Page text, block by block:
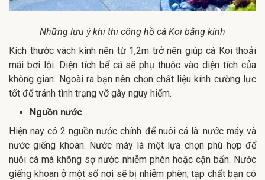
Những lưu ý khi thi công hồ cá Koi bằng kính
Kích thước vách kính nên từ 1,2m trở nên giúp cá Koi thoải
mái bơi lội. Diện tích bể cá sẽ phụ thuộc vào diện tích của
không gian. Ngoài ra bạn nên chọn chất liệu kính cường lực
tốt để tránh tình trạng vỡ gây nguy hiểm.
Nguồn nước
Hiện nay có 2 nguồn nước chính để nuôi cá là: nước máy và
nước giếng khoan. Nước máy là một lựa chọn phù hợp để
nuôi cá mà không sợ nước nhiễm phèn hoặc cặn bẩn. Nước
giếng khoan ở một số nơi sẽ bị nhiễm phèn, tạp chất bạn có